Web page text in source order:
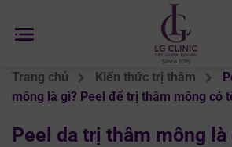
đến
Trang chủ Kiến thức trị thâm
mông là gì? Peel để trị thâm mông có
Peel da trị thâm mông